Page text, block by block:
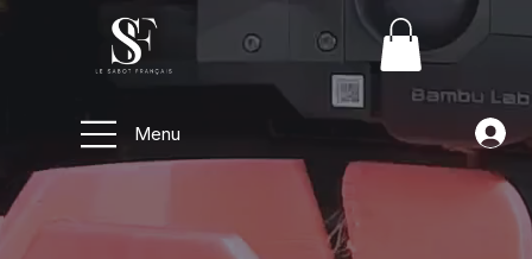
Menu